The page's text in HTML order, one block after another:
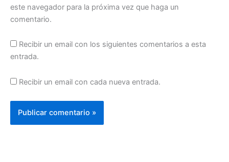
este navegador para la próxima vez que haga un
comentario.
Recibir un email con los siguientes comentarios a esta
entrada.
Recibir un email con cada nueva entrada.